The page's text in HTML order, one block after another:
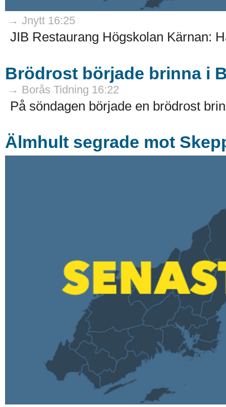
→ Jnytt 16:25
JIB Restaurang Högskolan Kärnan:
Brödrost började brinna i
→ Borås Tidning 16:22
På söndagen började en brödrost
Älmhult segrade mot